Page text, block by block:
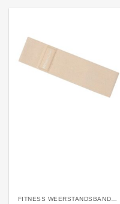
FITNESS WEERSTANDSBANDEN